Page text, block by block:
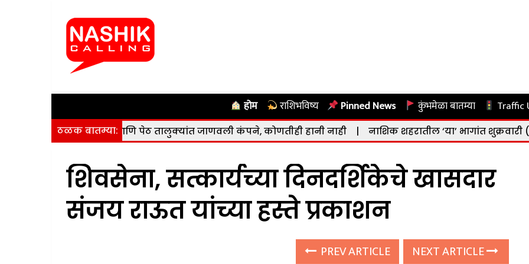
होम राशिभविष्य Pinned News कुंभमेळा बातम्या Traffic
ठळक बातम्या:
कळवण आणि पेठ तालुक्यांत जाणवली कंपने, कोणतीही हानी नाही | नाशिक शहरातील ‘या’ भागांत शुक्रवारी (दि. ७ ऑगस्ट)
शिवसेना, सत्कार्यच्या दिनदर्शिकेचे खासदार
संजय राऊत यांच्या हस्ते प्रकाशन
PREV ARTICLE NEXT ARTICLE